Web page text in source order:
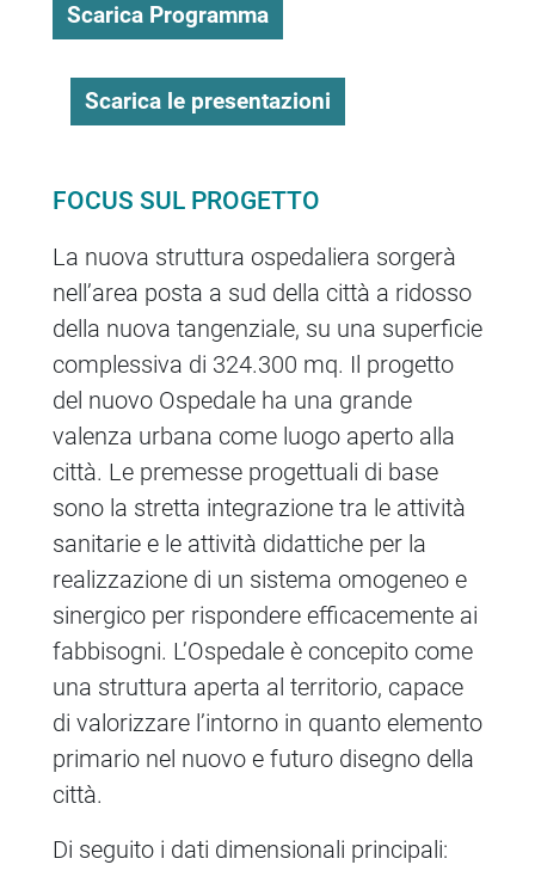
Scarica Programma
Scarica le presentazioni
FOCUS SUL PROGETTO
La nuova struttura ospedaliera sorgerà
nell’area posta a sud della città a ridosso
della nuova tangenziale, su una superficie
complessiva di 324.300 mq. Il progetto
del nuovo Ospedale ha una grande
valenza urbana come luogo aperto alla
città. Le premesse progettuali di base
sono la stretta integrazione tra le attività
sanitarie e le attività didattiche per la
realizzazione di un sistema omogeneo e
sinergico per rispondere efficacemente ai
fabbisogni. L’Ospedale è concepito come
una struttura aperta al territorio, capace
di valorizzare l’intorno in quanto elemento
primario nel nuovo e futuro disegno della
città.
Di seguito i dati dimensionali principali: